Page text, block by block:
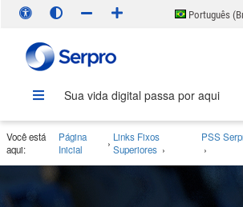
Português
Sua vida digital passa por aqui
Você está
aqui:
Página
Inicial
› Links Fixos
Superiores ›
PSS
›